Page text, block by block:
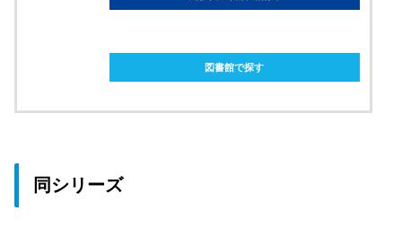
図書館で探す
同シリーズ